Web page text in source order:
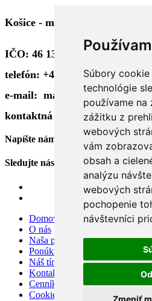
Súbory
technológie
používame na
zážitku z
webových
vám
obsah a
analýzu
webových
pochopenie
návštevníci
Zmeniť
Košice - mestská časť Juh 040
IČO: 46 130 748
telefón: +421 905 391 568
e-mail: maxen@maxen.sk
kontaktná osoba: Ing. Róbert
Napíšte nám
Sledujte nás
Domov
O nás
Naša ponuka
Ponúknite nám
Náš tím
Kontakt
Cenník
Cookies